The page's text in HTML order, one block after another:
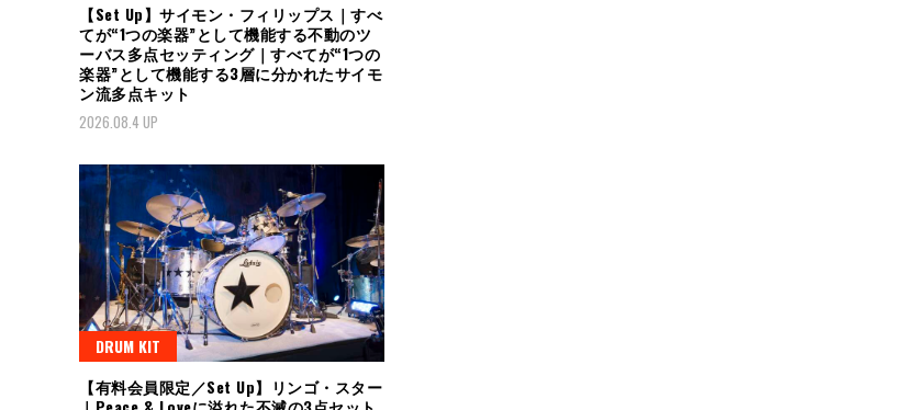
【Set Up】サイモン・フィリップス｜すべ
てが“1つの楽器”として機能する不動のツ
ーバス多点セッティング｜すべてが“1つの
楽器”として機能する3層に分かれたサイモ
ン流多点キット
2026.08.4 UP
DRUM KIT
【有料会員限定／Set Up】リンゴ・スター